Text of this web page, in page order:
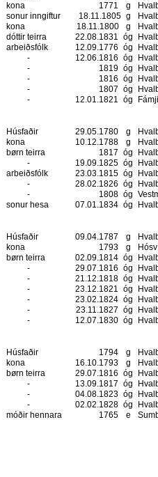
kona 1771 g
sonur inngiftur 18.11.1805 g
kona 18.11.1800 g
dóttir teirra 22.08.1831 óg
arbeiðsfólk 12.09.1776 óg
- 12.06.1816 óg
- 1819 óg
- 1816 óg
- 1807 óg
- 12.01.1821 óg
Húsfaðir 29.05.1780 g
kona 10.12.1788 g
børn teirra 1817 óg
- 19.09.1825 óg
arbeiðsfólk 23.03.1815 óg
- 28.02.1826 óg
- 1808 óg
sonur hesa 07.01.1834 óg
Húsfaðir 09.04.1787 g
kona 1793 g
børn teirra 02.09.1814 óg
- 29.07.1816 óg
- 21.12.1818 óg
- 23.12.1821 óg
- 23.02.1824 óg
- 23.11.1827 óg
- 12.07.1830 óg
Húsfaðir 1794 g
kona 16.10.1793 g
børn teirra 29.07.1816 óg
- 13.09.1817 óg
- 04.08.1823 óg
- 02.02.1828 óg
móðir hennara 1765 e